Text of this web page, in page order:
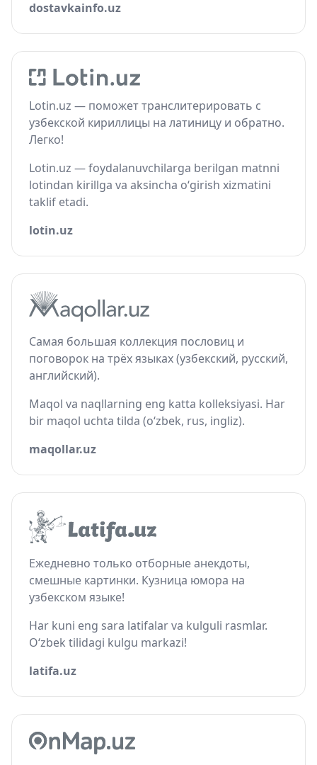
dostavkainfo.uz
Lotin.uz — поможет транслитерировать с
узбекской кириллицы на латиницу и обратно.
Легко!
Lotin.uz — foydalanuvchilarga berilgan matnni
lotindan kirillga va aksincha o‘girish xizmatini
taklif etadi.
lotin.uz
Самая большая коллекция пословиц и
поговорок на трёх языках (узбекский, русский,
английский).
Maqol va naqllarning eng katta kolleksiyasi. Har
bir maqol uchta tilda (o‘zbek, rus, ingliz).
maqollar.uz
Ежедневно только отборные анекдоты,
смешные картинки. Кузница юмора на
узбекском языке!
Har kuni eng sara latifalar va kulguli rasmlar.
O‘zbek tilidagi kulgu markazi!
latifa.uz